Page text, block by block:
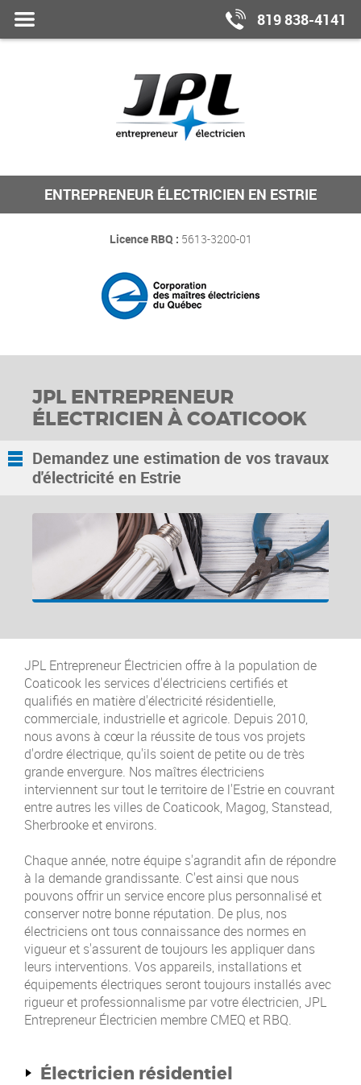
ENTREPRENEUR ÉLECTRICIEN EN ESTRIE
Licence RBQ : 5613-3200-01
819 838-4141
JPL ENTREPRENEUR
ÉLECTRICIEN À COATICOOK
Demandez une estimationde vos travaux
d'électricité en Estrie
JPL Entrepreneur Électricien offre à la population de
Coaticook les services d'électriciens certifiés et
qualifiés en matière d'électricité résidentielle,
commerciale, industrielle et agricole. Depuis 2010,
nous avons à cœur la réussite de tous vos projets
d'ordre électrique, qu'ils soient de petite ou de très
grande envergure. Nos maîtres électriciens
interviennent sur tout le territoire de l'Estrie en couvrant
entre autres les villes de Coaticook, Magog, Stanstead,
Sherbrooke et environs.
Chaque année, notre équipe s'agrandit afin de répondre
à la demande grandissante. C'est ainsi que nous
pouvons offrir un service encore plus personnalisé et
conserver notre bonne réputation. De plus, nos
électriciens ont tous connaissance des normes en
vigueur et s'assurent de toujours les appliquer dans
leurs interventions. Vos appareils, installations et
équipements électriques seront toujours installés avec
rigueur et professionnalisme par votre électricien, JPL
Entrepreneur Électricien membre CMEQ et RBQ.
Électricien résidentiel